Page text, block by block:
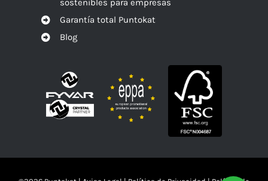
sostenibles para empresas
Garantía total Puntokat
Blog